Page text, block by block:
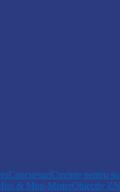
ConcursuriCuvinte pentru
& Mini-MisterObiectiv ZN